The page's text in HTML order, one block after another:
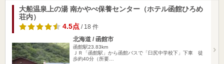
大船温泉上の湯 南かやべ保養センター（ホテル函館ひろめ
荘内）
4.5点 / 18 件
北海道 / 函館市
函館駅23.83km
ＪＲ「函館駅」から函館バスで「臼尻中学校下」下車 徒
歩約40分（所要…